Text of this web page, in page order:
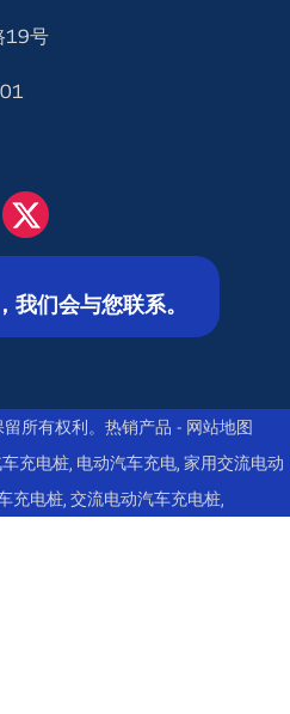
19号
我们会与您联系。
所有权利。 热销产品 - 网站地图
充电桩 电动汽车充电 家用交流电动
充电桩, 交流电动汽车充电桩,